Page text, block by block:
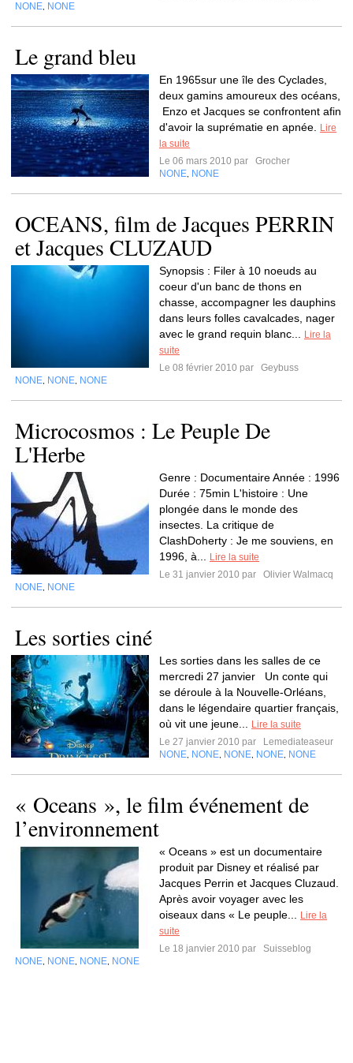
NONE NONE
Le grand bleu
En 1965sur une île des Cyclades,
deux gamins amoureux des océans,
Enzo et Jacques se confrontent afin
d'avoir la suprématie en apnée.
Lire
la suite
Le 06 mars 2010 par
Grocher
NONE NONE
OCEANS, film de Jacques PERRIN
et Jacques CLUZAUD
Synopsis : Filer à 10 noeuds au
coeur d'un banc de thons en
chasse, accompagner les dauphins
dans leurs folles cavalcades, nager
avec le grand requin blanc...
Lire la
suite
Le 08 février 2010 par
Geybuss
NONE NONE NONE
Microcosmos : Le Peuple De
L'Herbe
Genre : Documentaire Année : 1996
Durée : 75min L'histoire : Une
plongée dans le monde des
insectes. La critique de
ClashDoherty : Je me souviens, en
1996, à...
Lire la suite
Le 31 janvier 2010 par
Olivier Walmacq
NONE NONE
Les sorties ciné
Les sorties dans les salles de ce
mercredi 27 janvier Un conte qui
se déroule à la Nouvelle-Orléans,
dans le légendaire quartier français,
où vit une jeune...
Lire la suite
Le 27 janvier 2010 par
Lemediateaseur
NONE NONE NONE NONE NONE
« Oceans », le film événement de
l’environnement
« Oceans » est un documentaire
produit par Disney et réalisé par
Jacques Perrin et Jacques Cluzaud.
Après avoir voyager avec les
oiseaux dans « Le peuple...
Lire la
suite
Le 18 janvier 2010 par
Suisseblog
NONE NONE NONE NONE